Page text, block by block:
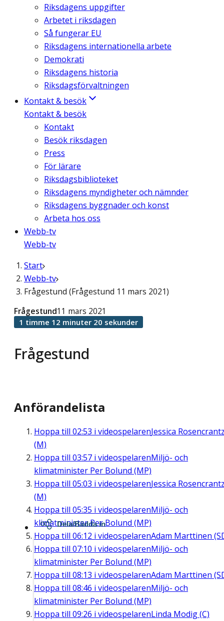
Riksdagens uppgifter
Arbetet i riksdagen
Så fungerar EU
Riksdagens internationella arbete
Demokrati
Riksdagens historia
Riksdagsförvaltningen
Kontakt & besök
Kontakt & besök
Kontakt
Besök riksdagen
Press
För lärare
Riksdagsbiblioteket
Riksdagens myndigheter och nämnder
Riksdagens byggnader och konst
Arbeta hos oss
Webb-tv
Webb-tv
Start
Webb-tv
Frågestund (Frågestund 11 mars 2021)
Frågestund
Frågestund11 mars 2021
1 timme 12 minuter 20 sekunder
Anförandelista
Hoppa till 02:53 i videospelarenJessica
(M)
Hoppa till 03:57 i videospelarenMiljö- och
klimatminister Per Bolund (MP)
Hoppa till 05:03 i videospelarenJessica
(M)
Hoppa till 05:35 i videospelarenMiljö- och
klimatminister Per Bolund (MP)
Hoppa till 06:12 i videospelarenAdam Marttinen
Hoppa till 07:10 i videospelarenMiljö- och
klimatminister Per Bolund (MP)
Hoppa till 08:13 i videospelarenAdam Marttinen
Hoppa till 08:46 i videospelarenMiljö- och
klimatminister Per Bolund (MP)
Hoppa till 09:26 i videospelarenLinda Modig (C)
Dela/Bädda in